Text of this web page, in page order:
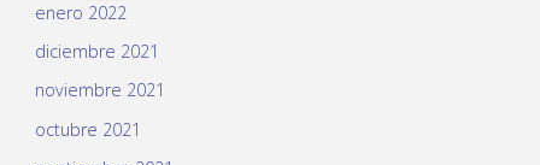
enero 2022
diciembre 2021
noviembre 2021
octubre 2021